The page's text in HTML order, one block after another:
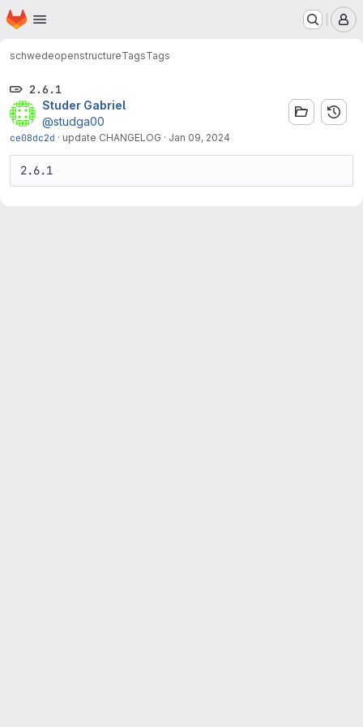
Skip to main content
Homepage
schwedeopenstructureTagsTags
2.6.1
Studer Gabriel
@studga00
ce08dc2d · update CHANGELOG · Jan 09, 2024
2.6.1